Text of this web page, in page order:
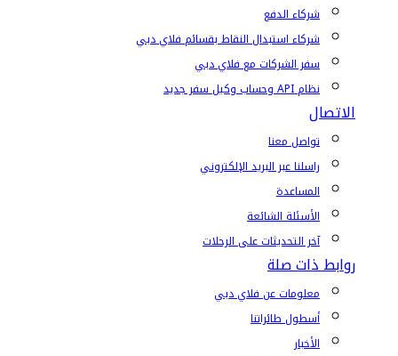
شركاء الدفع
شركاء استبدال النقاط بقسائم فلاي دبي
سفر الشركات مع فلاي دبي
نظام API وحساب وكيل سفر جديد
الاتصال
تواصل معنا
راسلنا عبر البريد الإلكتروني
المساعدة
الأسئلة الشائعة
آخر التحديثات على الرحلات
روابط ذات صلة
معلومات عن فلاي دبي
أسطول طائراتنا
الأخبار